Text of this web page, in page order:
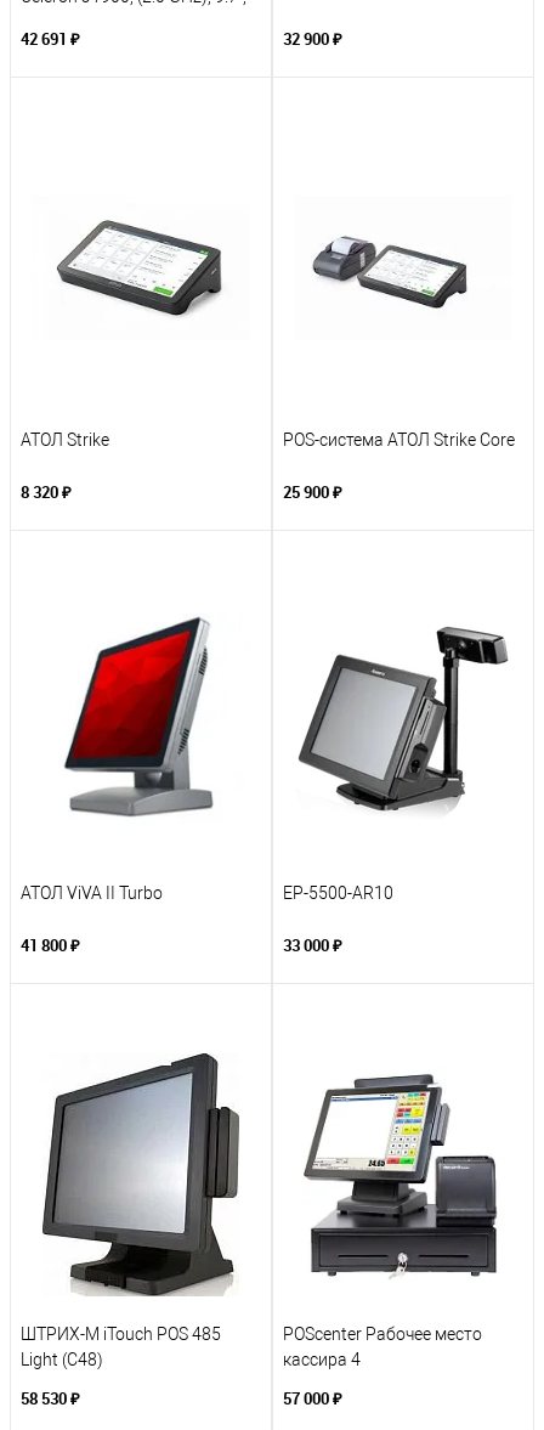
42 691 ₽ 32 900 ₽
АТОЛ Strike
8 320 ₽
POS-система АТОЛ Strike Core
25 900 ₽
АТОЛ ViVA II Turbo
41 800 ₽
EP-5500-AR10
33 000 ₽
ШТРИХ-М iTouch POS 485
Light (C48)
58 530 ₽
POScenter Рабочее место
кассира 4
57 000 ₽